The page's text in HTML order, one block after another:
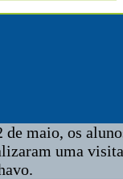
de maio, os
uma